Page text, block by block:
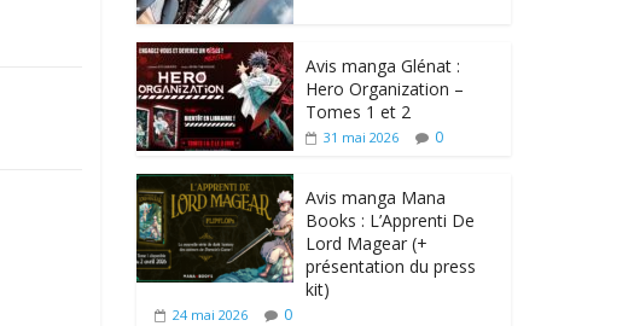
Avis manga Glénat :
Hero Organization –
Tomes 1 et 2
31 mai 2026 0
Avis manga Mana
Books : L’Apprenti De
Lord Magear (+
présentation du press
kit)
24 mai 2026 0